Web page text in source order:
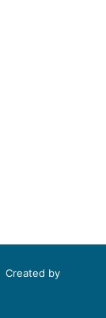
Created by